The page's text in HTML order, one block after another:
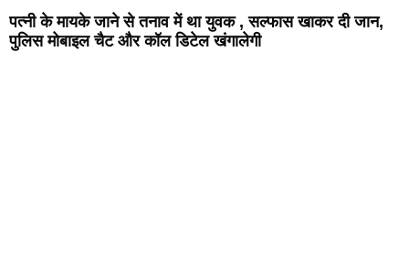
पत्नी के मायके जाने से तनाव में था युवक , सल्फास खाकर दी जान,
पुलिस मोबाइल चैट और कॉल डिटेल खंगालेगी